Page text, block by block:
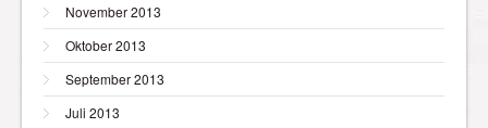
November 2013
Oktober 2013
September 2013
Juli 2013